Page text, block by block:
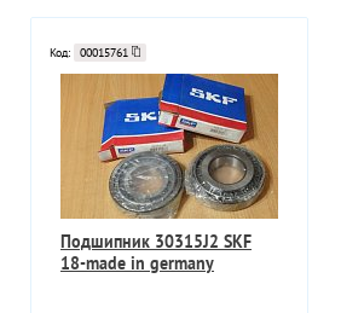
Код: 00015761
Подшипник 30315J2 SKF
18-made in germany